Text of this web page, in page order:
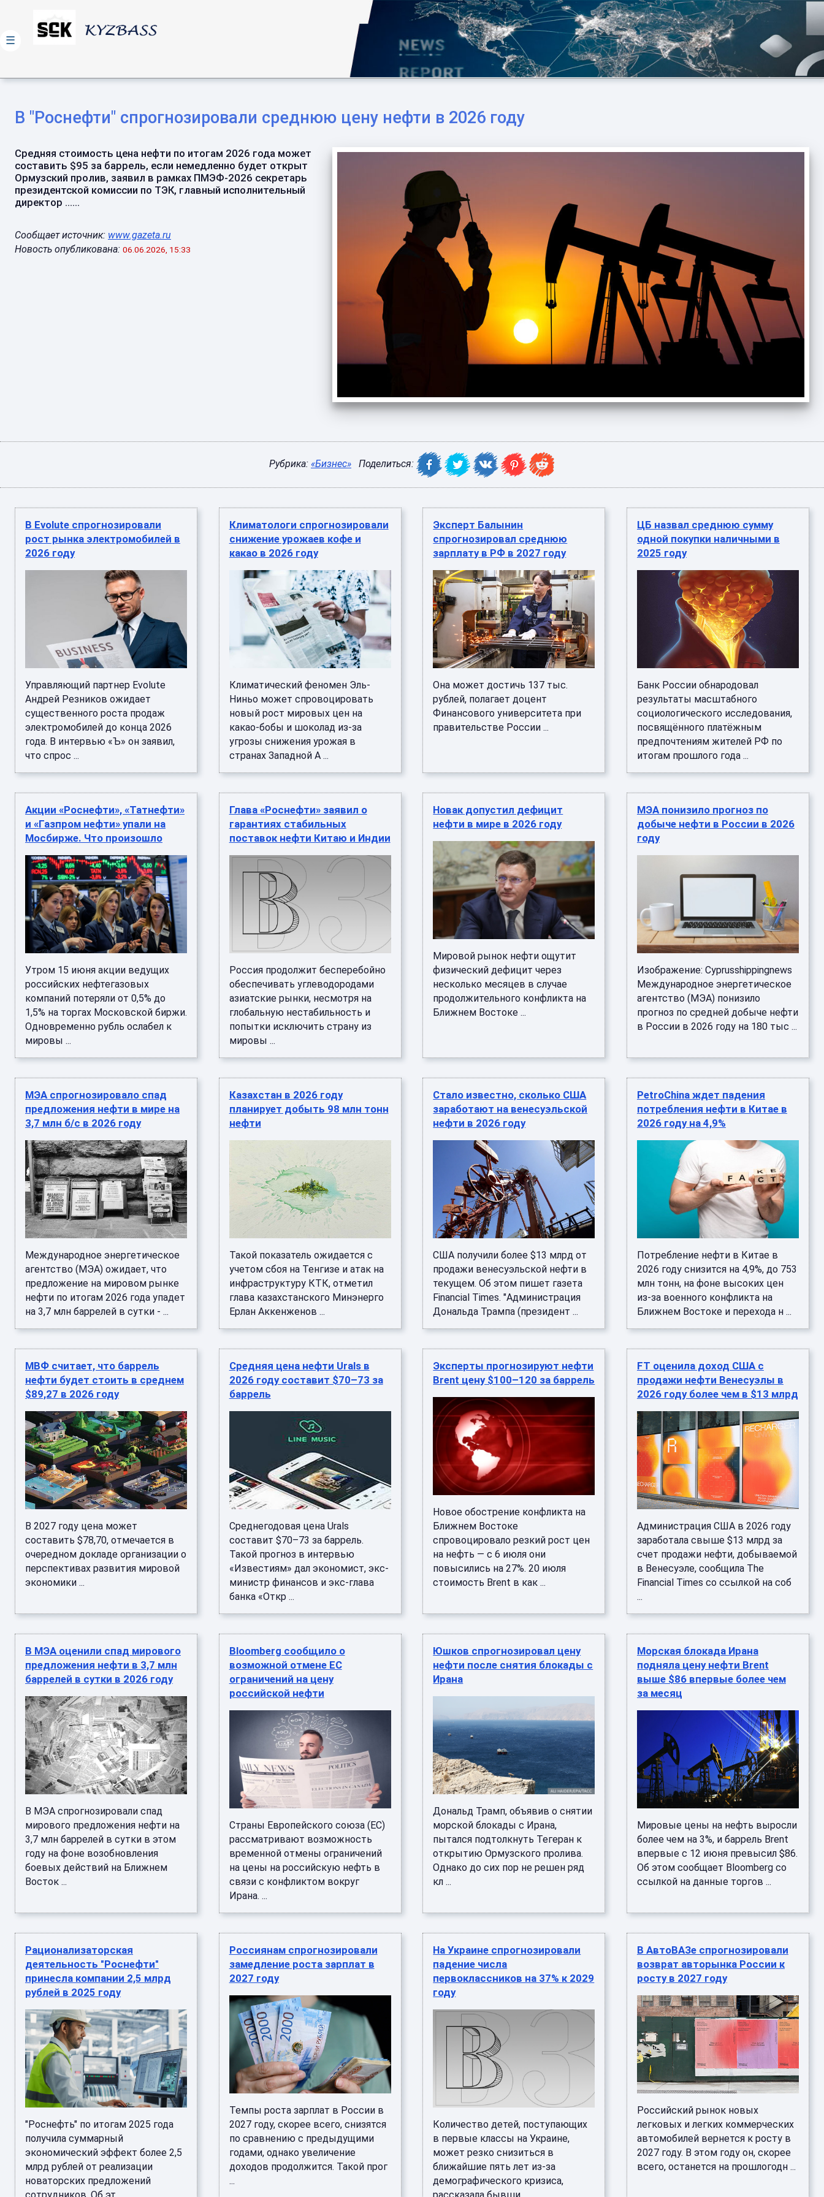
В "Роснефти" спрогнозировали среднюю цену нефти в 2026 году
Средняя стоимость цена нефти по итогам 2026 года может
составить $95 за баррель, если немедленно будет открыт
Ормузский пролив, заявил в рамках ПМЭФ-2026 секретарь
президентской комиссии по ТЭК, главный исполнительный
директор ......
Сообщает источник: www.gazeta.ru
Новость опубликована: 06.06.2026, 15:33
Рубрика: «Бизнес» Поделиться:
В Evolute спрогнозировали
рост рынка электромобилей в
2026 году
Управляющий партнер Evolute
Андрей Резников ожидает
существенного роста продаж
электромобилей до конца 2026
года. В интервью «Ъ» он заявил,
что спрос ...
Климатологи спрогнозировали
снижение урожаев кофе и
какао в 2026 году
Климатический феномен Эль-
Ниньо может спровоцировать
новый рост мировых цен на
какао-бобы и шоколад из-за
угрозы снижения урожая в
странах Западной А ...
Эксперт Балынин
спрогнозировал среднюю
зарплату в РФ в 2027 году
Она может достичь 137 тыс.
рублей, полагает доцент
Финансового университета при
правительстве России ...
ЦБ назвал среднюю сумму
одной покупки наличными в
2025 году
Банк России обнародовал
результаты масштабного
социологического исследования,
посвящённого платёжным
предпочтениям жителей РФ по
итогам прошлого года ...
Акции «Роснефти», «Татнефти»
и «Газпром нефти» упали на
Мосбирже. Что произошло
Утром 15 июня акции ведущих
российских нефтегазовых
компаний потеряли от 0,5% до
1,5% на торгах Московской биржи.
Одновременно рубль ослабел к
мировы ...
Глава «Роснефти» заявил о
гарантиях стабильных
поставок нефти Китаю и Индии
Россия продолжит бесперебойно
обеспечивать углеводородами
азиатские рынки, несмотря на
глобальную нестабильность и
попытки исключить страну из
мировы ...
Новак допустил дефицит
нефти в мире в 2026 году
Мировой рынок нефти ощутит
физический дефицит через
несколько месяцев в случае
продолжительного конфликта на
Ближнем Востоке ...
МЭА понизило прогноз по
добыче нефти в России в 2026
году
Изображение: Cyprusshippingnews
Международное энергетическое
агентство (МЭА) понизило
прогноз по средней добыче нефти
в России в 2026 году на 180 тыс ...
МЭА спрогнозировало спад
предложения нефти в мире на
3,7 млн б/с в 2026 году
Международное энергетическое
агентство (МЭА) ожидает, что
предложение на мировом рынке
нефти по итогам 2026 года упадет
на 3,7 млн баррелей в сутки - ...
Казахстан в 2026 году
планирует добыть 98 млн тонн
нефти
Такой показатель ожидается с
учетом сбоя на Тенгизе и атак на
инфраструктуру КТК, отметил
глава казахстанского Минэнерго
Ерлан Аккенженов ...
Стало известно, сколько США
заработают на венесуэльской
нефти в 2026 году
США получили более $13 млрд от
продажи венесуэльской нефти в
текущем. Об этом пишет газета
Financial Times. "Администрация
Дональда Трампа (президент ...
PetroChina ждет падения
потребления нефти в Китае в
2026 году на 4,9%
Потребление нефти в Китае в
2026 году снизится на 4,9%, до 753
млн тонн, на фоне высоких цен
из-за военного конфликта на
Ближнем Востоке и перехода н ...
МВФ считает, что баррель
нефти будет стоить в среднем
$89,27 в 2026 году
В 2027 году цена может
составить $78,70, отмечается в
очередном докладе организации о
перспективах развития мировой
экономики ...
Средняя цена нефти Urals в
2026 году составит $70–73 за
баррель
Среднегодовая цена Urals
составит $70–73 за баррель.
Такой прогноз в интервью
«Известиям» дал экономист, экс-
министр финансов и экс-глава
банка «Откр ...
Эксперты прогнозируют нефти
Brent цену $100–120 за баррель
Новое обострение конфликта на
Ближнем Востоке
спровоцировало резкий рост цен
на нефть — с 6 июля они
повысились на 27%. 20 июля
стоимость Brent в как ...
FT оценила доход США с
продажи нефти Венесуэлы в
2026 году более чем в $13 млрд
Администрация США в 2026 году
заработала свыше $13 млрд за
счет продажи нефти, добываемой
в Венесуэле, сообщила The
Financial Times со ссылкой на соб
...
В МЭА оценили спад мирового
предложения нефти в 3,7 млн
баррелей в сутки в 2026 году
В МЭА спрогнозировали спад
мирового предложения нефти на
3,7 млн баррелей в сутки в этом
году на фоне возобновления
боевых действий на Ближнем
Восток ...
Bloomberg сообщило о
возможной отмене ЕС
ограничений на цену
российской нефти
Страны Европейского союза (ЕС)
рассматривают возможность
временной отмены ограничений
на цены на российскую нефть в
связи с конфликтом вокруг
Ирана. ...
Юшков спрогнозировал цену
нефти после снятия блокады с
Ирана
Дональд Трамп, объявив о снятии
морской блокады с Ирана,
пытался подтолкнуть Тегеран к
открытию Ормузского пролива.
Однако до сих пор не решен ряд
кл ...
Морская блокада Ирана
подняла цену нефти Brent
выше $86 впервые более чем
за месяц
Мировые цены на нефть выросли
более чем на 3%, и баррель Brent
впервые с 12 июня превысил $86.
Об этом сообщает Bloomberg со
ссылкой на данные торгов ...
Рационализаторская
деятельность "Роснефти"
принесла компании 2,5 млрд
рублей в 2025 году
"Роснефть" по итогам 2025 года
получила суммарный
экономический эффект более 2,5
млрд рублей от реализации
новаторских предложений
Россиянам спрогнозировали
замедление роста зарплат в
2027 году
Темпы роста зарплат в России в
2027 году, скорее всего, снизятся
по сравнению с предыдущими
годами, однако увеличение
доходов продолжится. Такой прог
...
На Украине спрогнозировали
падение числа
первоклассников на 37% к 2029
году
Количество детей, поступающих
в первые классы на Украине,
может резко снизиться в
ближайшие пять лет из-за
демографического кризиса,
В АвтоВАЗе спрогнозировали
возврат авторынка России к
росту в 2027 году
Российский рынок новых
легковых и легких коммерческих
автомобилей вернется к росту в
2027 году. В этом году он, скорее
всего, останется на прошлогодн ...
☰